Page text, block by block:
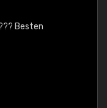
Besten